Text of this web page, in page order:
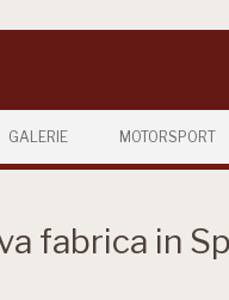
GALERIE MOTORSPORT
fabrica in